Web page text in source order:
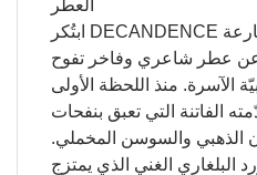
العطر
ابتُكر DECANDENCE بالتعاون مع العطّارة البارعة
عن عطر شاعري وفاخر تفوح
الآسرة. منذ اللحظة الأولى
الفاتنة التي تعبق بنفحات
الذهبي والسوسن المخملي.
البلغاري الغني الذي يمتزج